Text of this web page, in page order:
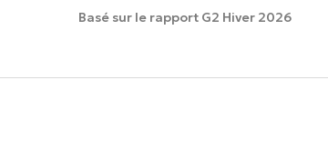
Basé sur le rapport G2 Hiver 2026